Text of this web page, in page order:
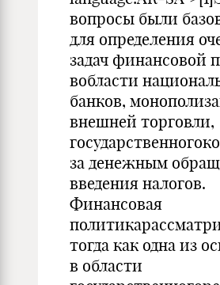
вопросы были
для определения
задач финансовой
вобласти
банков,
внешней торговли,
за денежным
введения налогов.
Финансовая
тогда как одна из
в области